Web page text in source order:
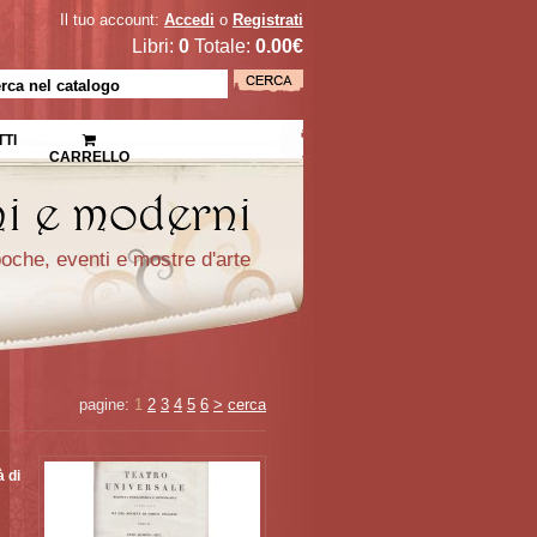
Il tuo account: Accedi o Registrati
Libri: 0 Totale: 0.00€
CARRELLO
eventi e mostre d'arte
pagine: 1 2 3 4 5 6 > cerca
di